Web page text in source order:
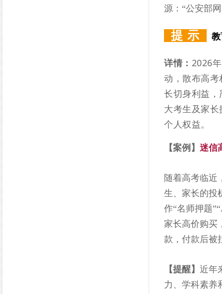
源：“公安部
提 示
详情： 2026
动，散布高
长切身利益
大考生及家
个人权益。
【案例】 迷信
随着高考临近
生、家长的投
作“名师押题
家长高价购买
款，付款后被
【提醒】 近年
力、学科素养